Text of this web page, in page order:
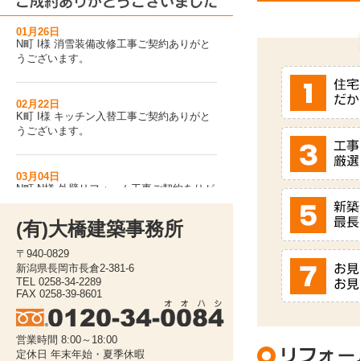
01月26日
N町 I様 消雪装備改修工事ご契約ありがと
うございます。
02月22日
K町 I様 キッチン入替工事ご契約ありがと
うございます。
03月04日
N町 N様 外壁リフォーム工事ご契約ありが
とうございます。
03月30日
K町 S様 外壁塗装工事ご契約ありがとうご
ざいます。
03月30日
Y町 O様 リフォーム工事ご契約ありがとう
ございます。
(有)大橋建築事務所
〒940-0829
新潟県長岡市長倉2-381-6
TEL 0258-34-2289
FAX 0258-39-8601
営業時間 8:00～18:00
定休日 年末年始・夏季休暇